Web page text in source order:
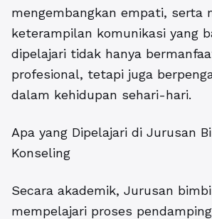
mengembangkan empati, serta
keterampilan komunikasi yang
dipelajari tidak hanya
profesional, tetapi juga
dalam kehidupan sehari-hari.
Apa yang Dipelajari di Jurusan
Konseling
Secara akademik, Jurusan
mempelajari proses